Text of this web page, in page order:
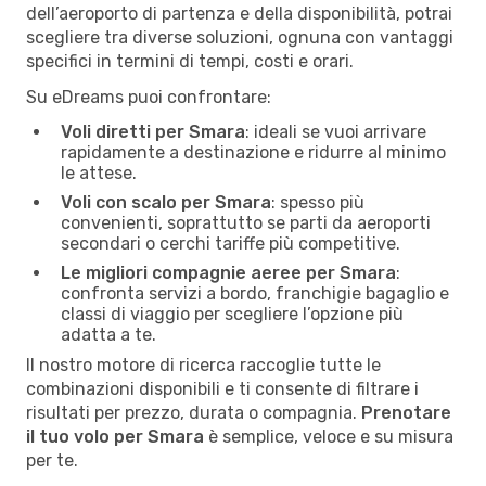
dell’aeroporto di partenza e della disponibilità, potrai
scegliere tra diverse soluzioni, ognuna con vantaggi
specifici in termini di tempi, costi e orari.
Su eDreams puoi confrontare:
Voli diretti per Smara: ideali se vuoi arrivare
rapidamente a destinazione e ridurre al minimo
le attese.
Voli con scalo per Smara: spesso più
convenienti, soprattutto se parti da aeroporti
secondari o cerchi tariffe più competitive.
Le migliori compagnie aeree per Smara:
confronta servizi a bordo, franchigie bagaglio e
classi di viaggio per scegliere l’opzione più
adatta a te.
Il nostro motore di ricerca raccoglie tutte le
combinazioni disponibili e ti consente di filtrare i
risultati per prezzo, durata o compagnia. Prenotare
il tuo volo per Smara è semplice, veloce e su misura
per te.